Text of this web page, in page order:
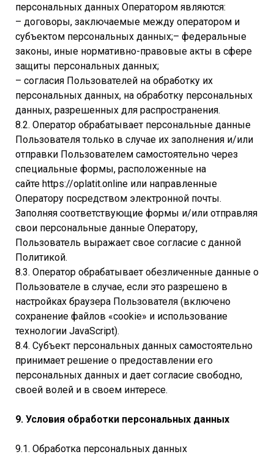
персональных данных Оператором являются:
– договоры, заключаемые между оператором и
субъектом персональных данных;– федеральные
законы, иные нормативно-правовые акты в сфере
защиты персональных данных;
– согласия Пользователей на обработку их
персональных данных, на обработку персональных
данных, разрешенных для распространения.
8.2. Оператор обрабатывает персональные данные
Пользователя только в случае их заполнения и/или
отправки Пользователем самостоятельно через
специальные формы, расположенные на
сайте https://oplatit.online или направленные
Оператору посредством электронной почты.
Заполняя соответствующие формы и/или отправляя
свои персональные данные Оператору,
Пользователь выражает свое согласие с данной
Политикой.
8.3. Оператор обрабатывает обезличенные данные о
Пользователе в случае, если это разрешено в
настройках браузера Пользователя (включено
сохранение файлов «cookie» и использование
технологии JavaScript).
8.4. Субъект персональных данных самостоятельно
принимает решение о предоставлении его
персональных данных и дает согласие свободно,
своей волей и в своем интересе.
9. Условия обработки персональных данных
9.1. Обработка персональных данных